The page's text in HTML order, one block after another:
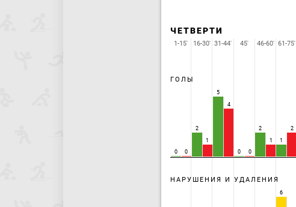
ЧЕТВЕРТИ
ГОЛЫ
0 0
2
1
5
4
0 0
2
1
1
2
НАРУШЕНИЯ И УДАЛЕНИЯ
6
1-15' 16-30' 31-44' 45' 46-60' 61-75'